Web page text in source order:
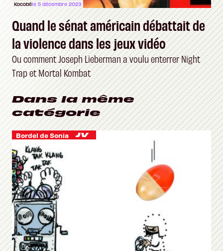
Kocobéle 5 décembre 2023
Quand le sénat américain débattait de
la violence dans les jeux vidéo
Ou comment Joseph Lieberman a voulu enterrer Night
Trap et Mortal Kombat
Dans la même
catégorie
Bordel de Sonia